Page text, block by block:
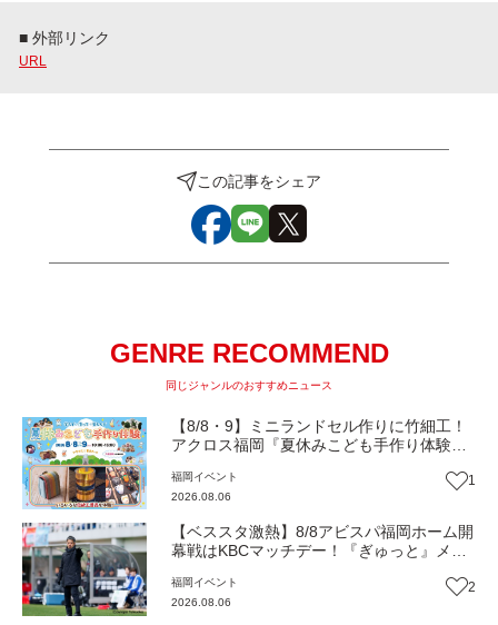
■ 外部リンク
URL
この記事をシェア
GENRE RECOMMEND
同じジャンルのおすすめニュース
【8/8・9】ミニランドセル作りに竹細工！
アクロス福岡『夏休みこども手作り体験』
中央区）【イベント】
福岡 イベント
2026.08.06
1
【ベススタ激熱】8/8アビスパ福岡ホーム開
幕戦はKBCマッチデー！『ぎゅっと』メン
福岡 イベント
2026.08.06
2